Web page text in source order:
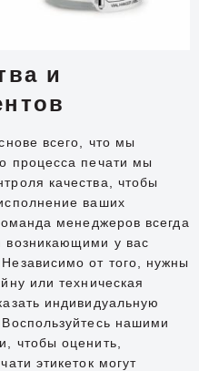
и
всего, что мы
процесса печати мы
качества, чтобы
ваших
менеджеров всегда
возникающими у вас
от того, нужны
или техническая
индивидуальную
нашими
чтобы оценить,
этикеток могут